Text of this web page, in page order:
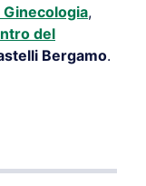
,
del
Bergamo.